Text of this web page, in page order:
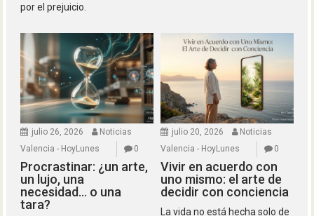
por el prejuicio.
julio 26, 2026
Noticias
Valencia - HoyLunes
0
Procrastinar: ¿un arte,
un lujo, una
necesidad… o una
tara?
julio 20, 2026
Noticias
Valencia - HoyLunes
0
Vivir en acuerdo con
uno mismo: el arte de
decidir con conciencia
La vida no está hecha solo de